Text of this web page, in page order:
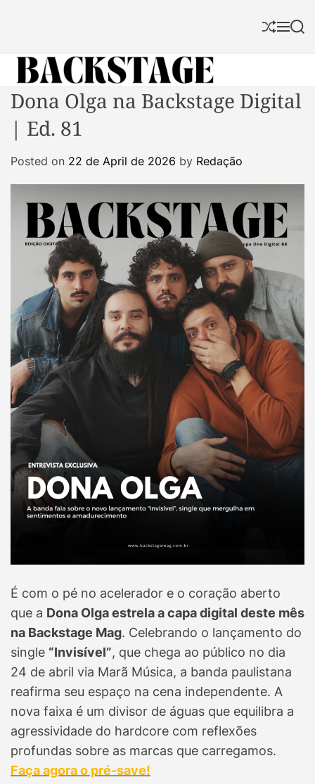
S
f
l
e
M S
c
h
B
a
s
t
Dona Olga na Backstage Digital
| Ed. 81
Posted on 22 de April de 2026 by Redação
É com o pé no acelerador e o coração aberto
que a Dona Olga estrela a capa digital deste mês
na Backstage Mag. Celebrando o lançamento do
single “Invisível”, que chega ao público no dia
24 de abril via Marã Música, a banda paulistana
reafirma seu espaço na cena independente. A
nova faixa é um divisor de águas que equilibra a
agressividade do hardcore com reflexões
profundas sobre as marcas que carregamos.
Faça agora o pré-save!